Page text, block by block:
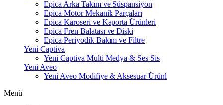
Epica Arka Takım ve Süspansiyon
Epica Motor Mekanik Parçaları
Epica Karoseri ve Kaporta Ürünleri
Epica Fren Balatası ve Diski
Epica Periyodik Bakım ve Filtre
Yeni Captiva
Yeni Captiva Multi Medya & Ses Sis
Yeni Aveo
Yeni Aveo Modifiye & Aksesuar Ürünl
Menü